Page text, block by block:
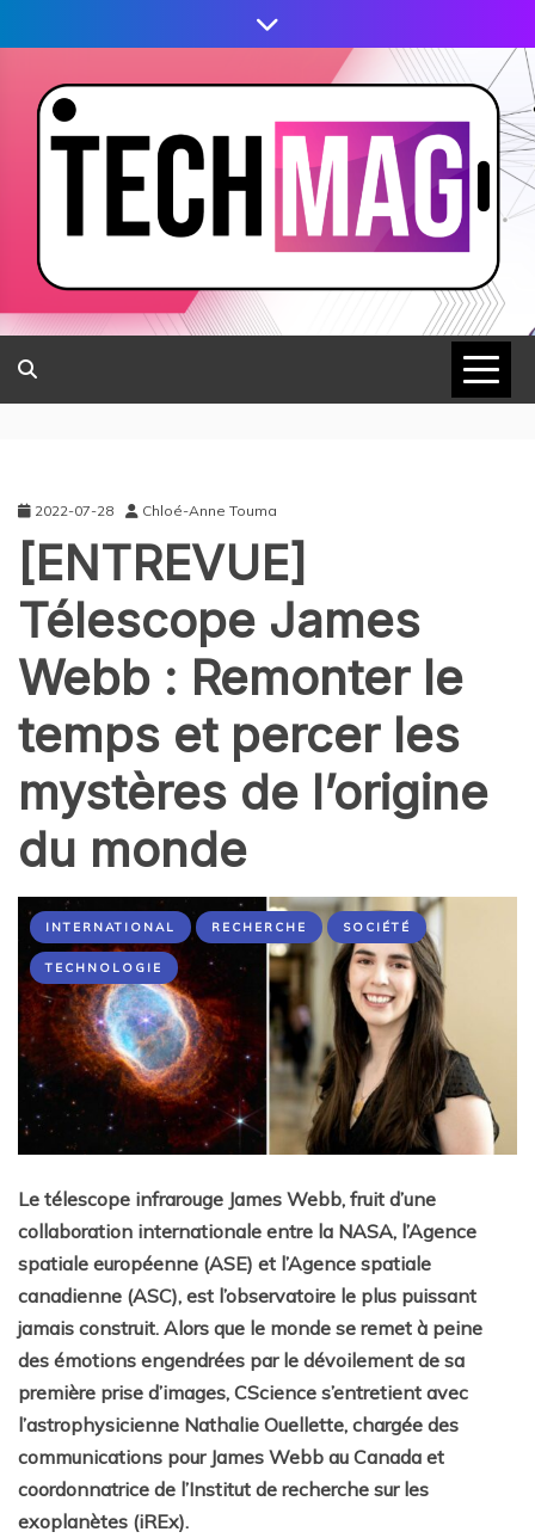
2022-07-28 Chloé-Anne Touma
[ENTREVUE]
Télescope James
Webb : Remonter le
temps et percer les
mystères de l’origine
du monde
INTERNATIONAL RECHERCHE SOCIÉTÉ
TECHNOLOGIE
Le télescope infrarouge James Webb, fruit d’une
collaboration internationale entre la NASA, l’Agence
spatiale européenne (ASE) et l’Agence spatiale
canadienne (ASC), est l’observatoire le plus puissant
jamais construit. Alors que le monde se remet à peine
des émotions engendrées par le dévoilement de sa
première prise d’images, CScience s’entretient avec
l’astrophysicienne Nathalie Ouellette, chargée des
communications pour James Webb au Canada et
coordonnatrice de l’Institut de recherche sur les
exoplanètes (iREx).